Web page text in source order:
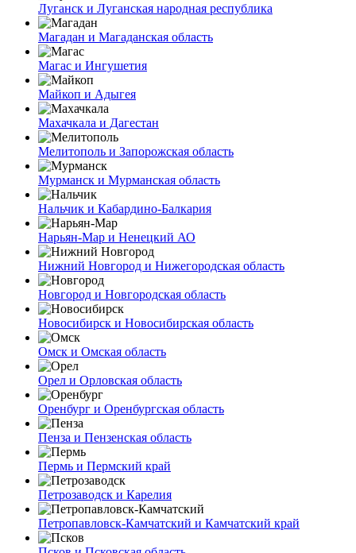
Луганск и Луганская народная республика
Магадан и Магаданская область
Магас и Ингушетия
Майкоп и Адыгея
Махачкала и Дагестан
Мелитополь и Запорожская область
Мурманск и Мурманская область
Нальчик и Кабардино-Балкария
Нарьян-Мар и Ненецкий АО
Нижний Новгород и Нижегородская область
Новгород и Новгородская область
Новосибирск и Новосибирская область
Омск и Омская область
Орел и Орловская область
Оренбург и Оренбургская область
Пенза и Пензенская область
Пермь и Пермский край
Петрозаводск и Карелия
Петропавловск-Камчатский и Камчатский край